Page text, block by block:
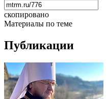
скопировано
Материалы по теме
Публикации